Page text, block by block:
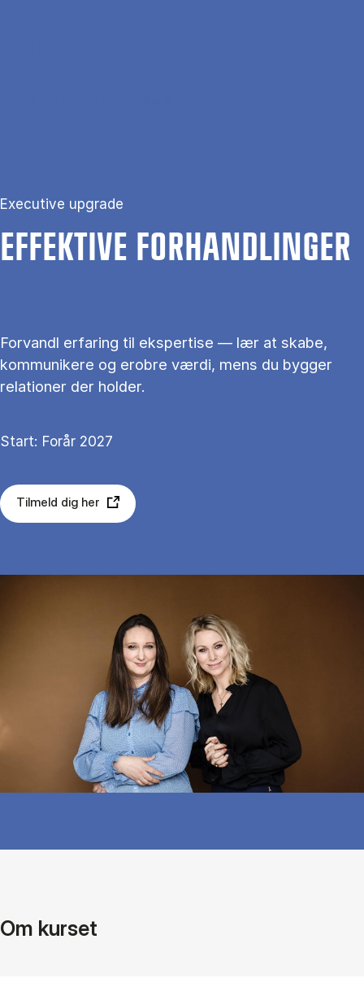
Executive upgrade
EF­FEK­TI­VE FOR­HAND­LIN­GER
Forvandl erfaring til ekspertise — lær at skabe,
kommunikere og erobre værdi, mens du bygger
relationer der holder.
Start: Forår 2027
Tilmeld dig her
Om kurset